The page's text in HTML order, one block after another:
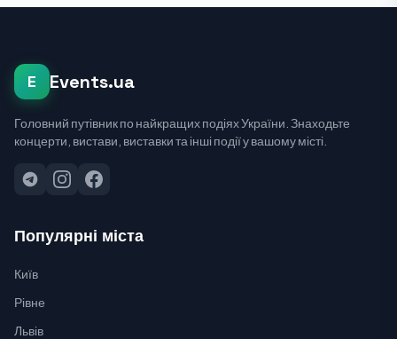
E Events.ua
Головний путівник по найкращих подіях України. Знаходьте
концерти, вистави, виставки та інші події у вашому місті.
Популярні міста
Київ
Рівне
Львів